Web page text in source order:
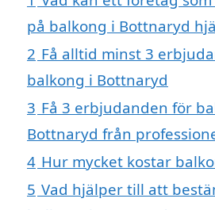
på balkong i Bottnaryd
2 Få alltid minst 3
balkong i Bottnaryd
3 Få 3 erbjudanden för
Bottnaryd från
4 Hur mycket kostar
5 Vad hjälper till att